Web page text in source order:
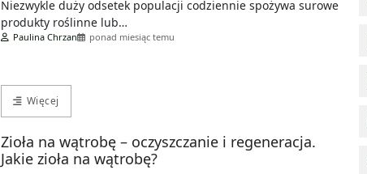
Niezwykle duży odsetek populacji codziennie spożywa surowe
produkty roślinne lub…
Paulina Chrzan ponad miesiąc temu
Więcej
Zioła na wątrobę – oczyszczanie i regeneracja.
Jakie zioła na wątrobę?